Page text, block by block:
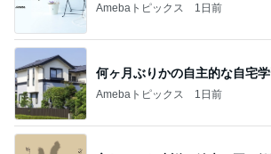
Amebaトピックス 1日前
何ヶ月ぶりかの自主的な自宅
Amebaトピックス 1日前